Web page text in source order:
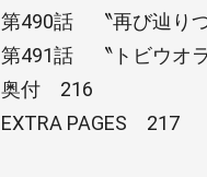
第490話 〝再び辿り
第491話 〝トビウオ
奥付 216
EXTRA PAGES 217